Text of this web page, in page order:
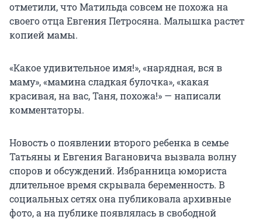
отметили, что Матильда совсем не похожа на
своего отца Евгения Петросяна. Малышка растет
копией мамы.
«Какое удивительное имя!», «нарядная, вся в
маму», «мамина сладкая булочка», «какая
красивая, на вас, Таня, похожа!» — написали
комментаторы.
Новость о появлении второго ребенка в семье
Татьяны и Евгения Вагановича вызвала волну
споров и обсуждений. Избранница юмориста
длительное время скрывала беременность. В
социальных сетях она публиковала архивные
фото, а на публике появлялась в свободной